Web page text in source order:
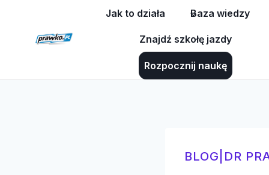
Jak to działa Baza wiedzy
Znajdź szkołę jazdy
Rozpocznij naukę
BLOG DR